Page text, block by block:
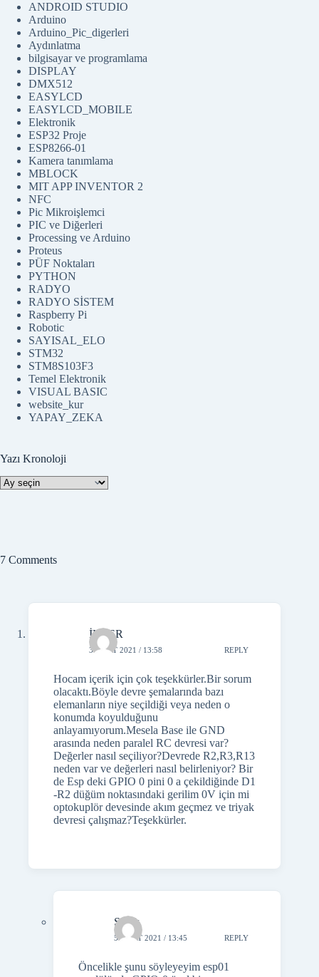
ANDROID STUDIO
Arduino
Arduino_Pic_digerleri
Aydınlatma
bilgisayar ve programlama
DISPLAY
DMX512
EASYLCD
EASYLCD_MOBILE
Elektronik
ESP32 Proje
ESP8266-01
Kamera tanımlama
MBLOCK
MIT APP INVENTOR 2
NFC
Pic Mikroişlemci
PIC ve Diğerleri
Processing ve Arduino
Proteus
PÜF Noktaları
PYTHON
RADYO
RADYO SİSTEM
Raspberry Pi
Robotic
SAYISAL_ELO
STM32
STM8S103F3
Temel Elektronik
VISUAL BASIC
website_kur
YAPAY_ZEKA
Yazı Kronoloji
Yazı
Kronoloji
7 Comments
İLKER
3 MART 2021 / 13:58 REPLY
Hocam içerik için çok teşekkürler.Bir sorum
olacaktı.Böyle devre şemalarında bazı
elemanların niye seçildiği veya neden o
konumda koyulduğunu
anlayamıyorum.Mesela Base ile GND
arasında neden paralel RC devresi var?
Değerler nasıl seçiliyor?Devrede R2,R3,R13
neden var ve değerleri nasıl belirleniyor? Bir
de Esp deki GPIO 0 pini 0 a çekildiğinde D1
-R2 düğüm noktasındaki gerilim 0V için mi
optokuplör devesinde akım geçmez ve triyak
devresi çalışmaz?Teşekkürler.
Şafak
5 MART 2021 / 13:45 REPLY
Öncelikle şunu söyleyeyim esp01